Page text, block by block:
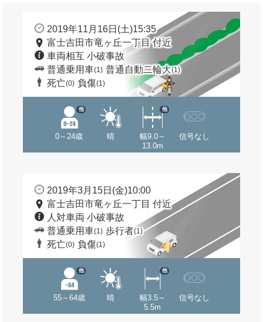
2019年11月16日(土)15:35
富士吉田市竜ヶ丘一丁目 付近
車両相互 小破事故
普通乗用車(1) 普通自動二輪大(1)
死亡(0) 負傷(1)
0～24歳
他
晴
幅9.0～
13.0m
他
信号なし
2019年3月15日(金)10:00
富士吉田市竜ヶ丘一丁目 付近
人対車両 小破事故
普通乗用車(1) 歩行者(1)
死亡(0) 負傷(1)
55～64歳
他
晴
幅3.5～
5.5m
他
信号なし